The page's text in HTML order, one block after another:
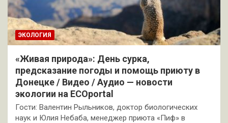
ЭКОЛОГИЯ
«Живая природа»: День сурка,
предсказание погоды и помощь приюту в
Донецке / Видео / Аудио — новости
экологии на ECOportal
Гости: Валентин Рыльников, доктор биологических
наук и Юлия Небаба, менеджер приюта «Пиф» в